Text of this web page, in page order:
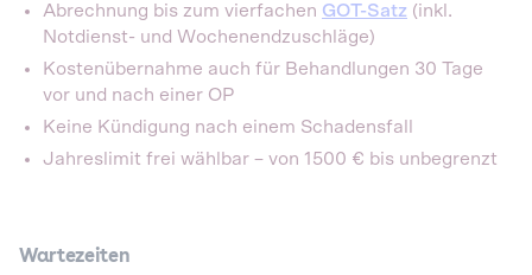
Abrechnung bis zum vierfachen GOT-Satz (inkl.
Notdienst- und Wochenendzuschläge)
Kostenübernahme auch für Behandlungen 30 Tage
vor und nach einer OP
Keine Kündigung nach einem Schadensfall
Jahreslimit frei wählbar – von 1500 € bis unbegrenzt
Wartezeiten